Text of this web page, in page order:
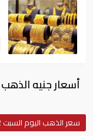
أسعار جنيه الذهب 1,276 ريال
سعر الذهب اليوم السبت 2-11-2019 في السعودية